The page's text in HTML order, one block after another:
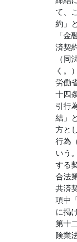
て、
約」
「
済契
（
く。
労働
十四
引行
結」
方と
行為
いう
する
合法
共済
項中
に掲
第十
険業